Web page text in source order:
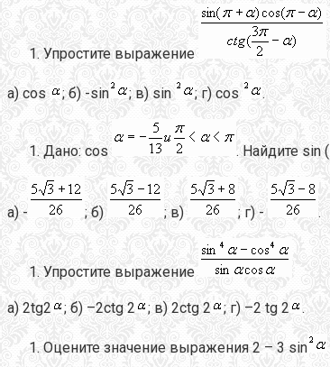
Упростите выражение
а) cos ; б) -sin ; в) sin ; г) cos .
Дано: cos . Найдите sin (
а) - ; б) ; в) ; г) - .
Упростите выражение
а) 2tg2 ; б) –2ctg 2 ; в) 2ctg 2 ; г) –2 tg 2 .
Оцените значение выражения 2 – 3 sin